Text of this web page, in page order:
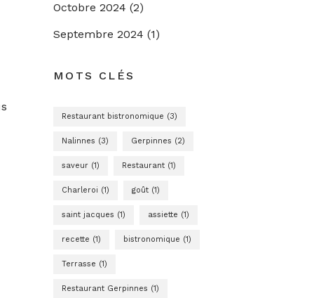
Octobre 2024 (2)
Septembre 2024 (1)
MOTS CLÉS
Restaurant bistronomique (3)
Nalinnes (3) Gerpinnes (2)
saveur (1) Restaurant (1)
Charleroi (1) goût (1)
saint jacques (1) assiette (1)
recette (1) bistronomique (1)
Terrasse (1)
Restaurant Gerpinnes (1)